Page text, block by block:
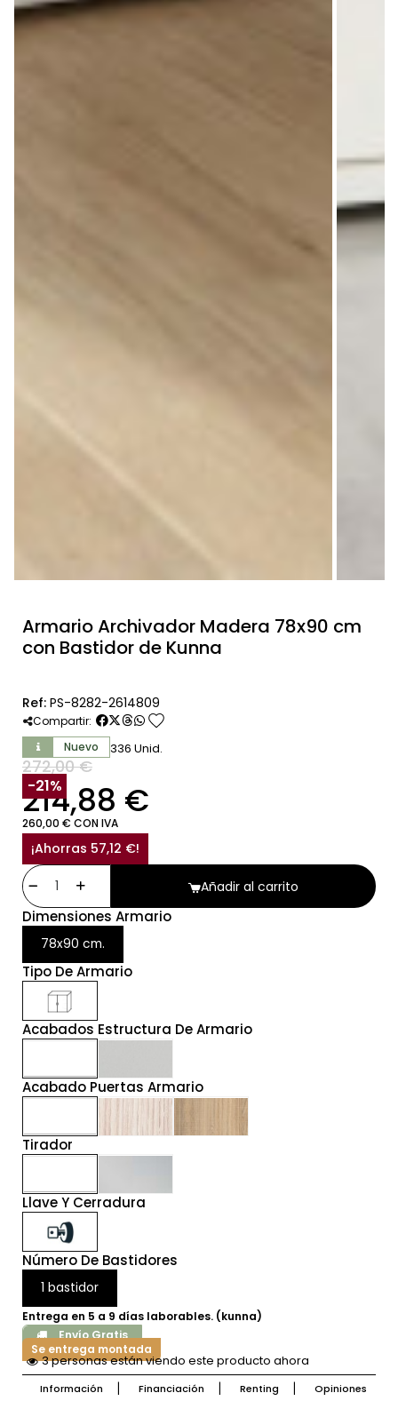
Armario Archivador Madera 78x90 cm
con Bastidor de Kunna
Ref: PS-8282-2614809
Compartir: favorite
Nuevo 336 Unid.
272,00 €
SIN IVA
214,88 €
260,00 € CON IVA
¡Ahorras 57,12 €!
-21%
Añadir al carrito
Dimensiones Armario
78x90 cm.
Tipo De Armario
Acabados Estructura De Armario
Acabado Puertas Armario
Tirador
Llave Y Cerradura
Número De Bastidores
1 bastidor
Entrega en 5 a 9 días laborables. (kunna)
Envío Gratis
Se entrega montada
3 personas están viendo este producto ahora
Información Financiación Renting Opiniones